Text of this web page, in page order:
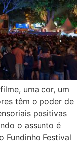
uma cor, um
têm o poder de
positivas
o assunto é
Fundinho Festival